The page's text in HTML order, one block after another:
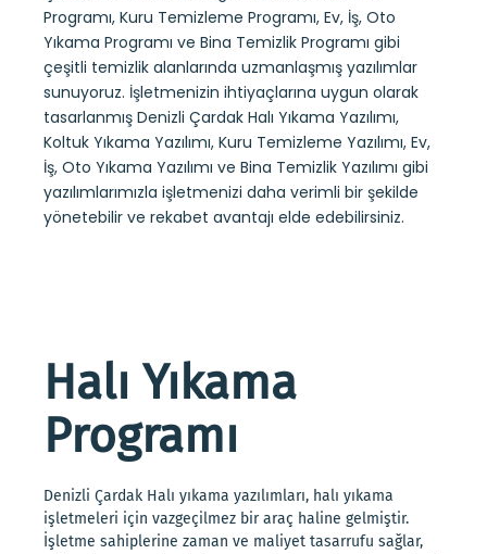
Programı, Kuru Temizleme Programı, Ev, İş, Oto
Yıkama Programı ve Bina Temizlik Programı gibi
çeşitli temizlik alanlarında uzmanlaşmış yazılımlar
sunuyoruz. İşletmenizin ihtiyaçlarına uygun olarak
tasarlanmış Denizli Çardak Halı Yıkama Yazılımı,
Koltuk Yıkama Yazılımı, Kuru Temizleme Yazılımı, Ev,
İş, Oto Yıkama Yazılımı ve Bina Temizlik Yazılımı gibi
yazılımlarımızla işletmenizi daha verimli bir şekilde
yönetebilir ve rekabet avantajı elde edebilirsiniz.
Halı Yıkama
Programı
Denizli Çardak Halı yıkama yazılımları, halı yıkama
işletmeleri için vazgeçilmez bir araç haline gelmiştir.
İşletme sahiplerine zaman ve maliyet tasarrufu sağlar,